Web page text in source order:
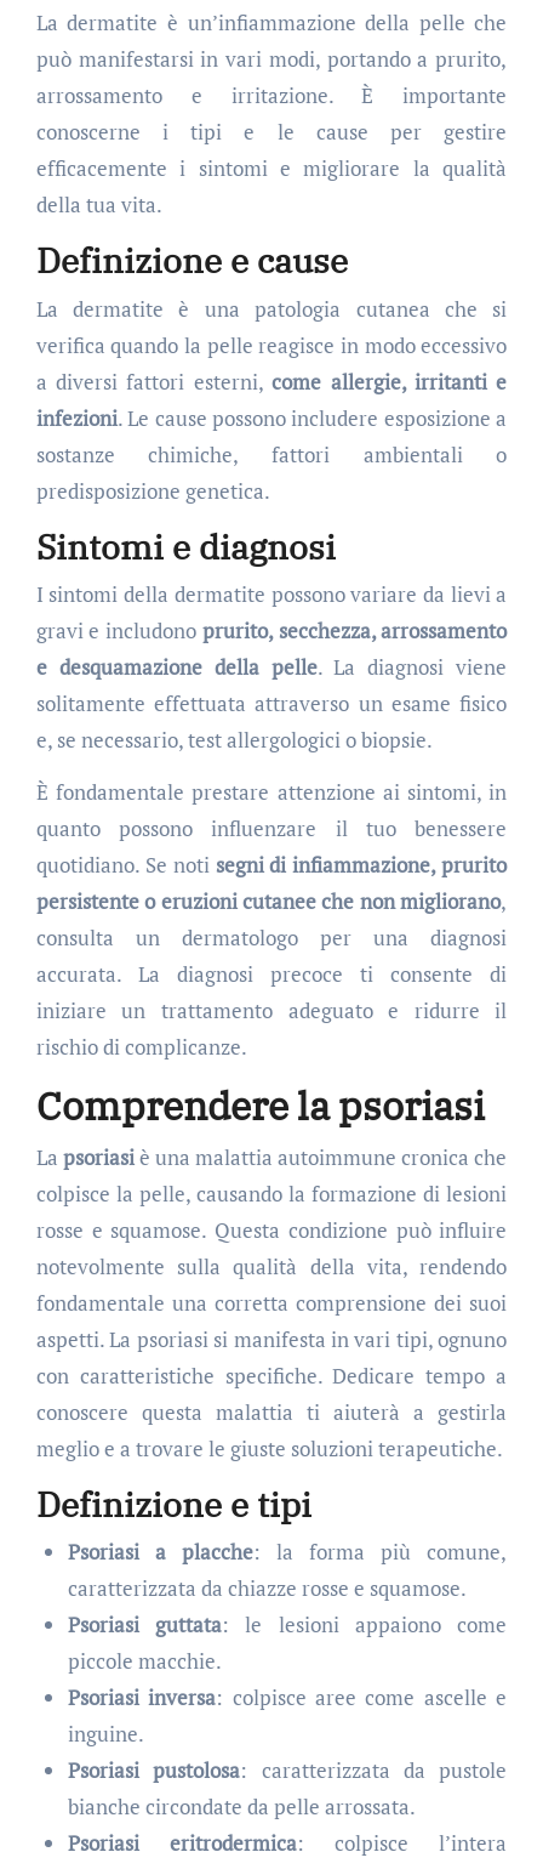
La dermatite è un’infiammazione della pelle che
può manifestarsi in vari modi, portando a prurito,
arrossamento e irritazione. È importante
conoscerne i tipi e le cause per gestire
efficacemente i sintomi e migliorare la qualità
della tua vita.
Definizione e cause
La dermatite è una patologia cutanea che si
verifica quando la pelle reagisce in modo eccessivo
a diversi fattori esterni,come allergie, irritanti e
infezioni. Le cause possono includere esposizione a
sostanze chimiche, fattori ambientali o
predisposizione genetica.
Sintomi e diagnosi
I sintomi della dermatite possono variare da lievi a
gravi e includono prurito, secchezza, arrossamento
e desquamazione della pelle. La diagnosi viene
solitamente effettuata attraverso un esame fisico
e, se necessario, test allergologici o biopsie.
È fondamentale prestare attenzione ai sintomi, in
quanto possono influenzare il tuo benessere
quotidiano. Se noti segni di infiammazione, prurito
persistente o eruzioni cutanee che non migliorano,
consulta un dermatologo per una diagnosi
accurata. La diagnosi precoce ti consente di
iniziare un trattamento adeguato e ridurre il
rischio di complicanze.
Comprendere la psoriasi
La psoriasiè una malattia autoimmune cronica che
colpisce la pelle, causando la formazione di lesioni
rosse e squamose. Questa condizione può influire
notevolmente sulla qualità della vita, rendendo
fondamentale una corretta comprensione dei suoi
aspetti. La psoriasi si manifesta in vari tipi, ognuno
con caratteristiche specifiche. Dedicare tempo a
conoscere questa malattia ti aiuterà a gestirla
meglio e a trovare le giuste soluzioni terapeutiche.
Definizione e tipi
Psoriasi a placche: la forma più comune,
caratterizzata da chiazze rosse e squamose.
Psoriasi guttata: le lesioni appaiono come
piccole macchie.
Psoriasi inversa: colpisce aree come ascelle e
inguine.
Psoriasi pustolosa: caratterizzata da pustole
bianche circondate da pelle arrossata.
Psoriasi eritrodermica: colpisce l’intera